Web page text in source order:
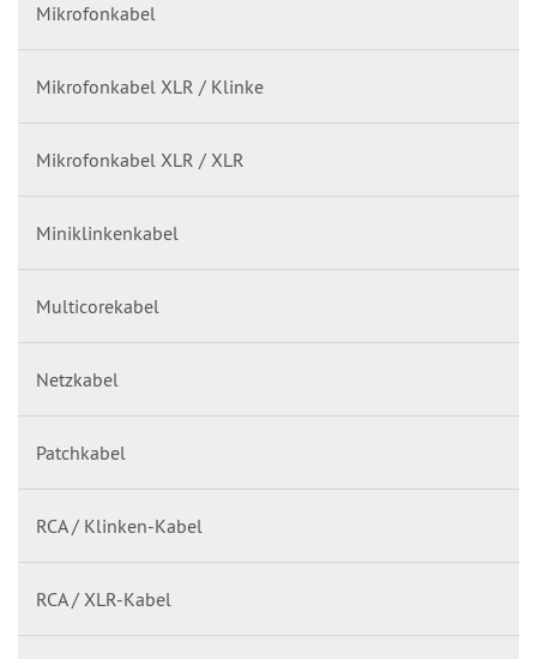
Mikrofonkabel
Mikrofonkabel XLR / Klinke
Mikrofonkabel XLR / XLR
Miniklinkenkabel
Multicorekabel
Netzkabel
Patchkabel
RCA / Klinken-Kabel
RCA / XLR-Kabel